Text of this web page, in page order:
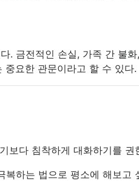
. 금전적인 손실, 가족 간 불
요한 관문이라고 할 수 있다.
보다 침착하게 대화하기를 권
하는 법으로 평소에 해보고